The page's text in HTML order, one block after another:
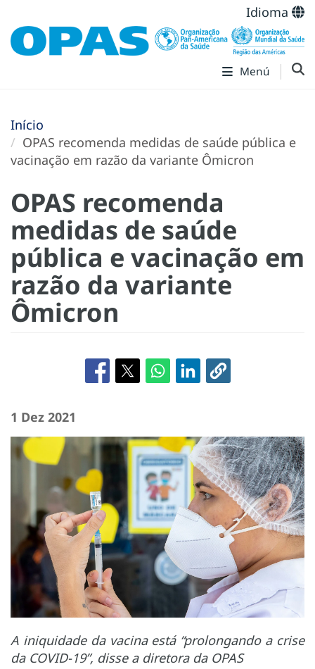
Idioma
Menú
Início
OPAS recomenda medidas de saúde pública e
vacinação em razão da variante Ômicron
OPAS recomenda
medidas de saúde
pública e vacinação em
razão da variante
Ômicron
1 Dez 2021
A iniquidade da vacina está “prolongando a crise
da COVID-19”, disse a diretora da OPAS